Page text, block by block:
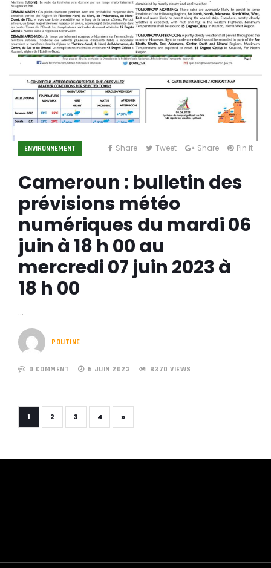
ENVIRONNEMENT Share Tweet Share Pin it
Cameroun : bulletin des
prévisions météo
numériques du mardi 06
juin à 18 h 00 au
mercredi 07 juin 2023 à
18 h 00
…
POUTINE
0 COMMENT 6 JUIN 2023 8370 VIEWS
1 2 3 4 »